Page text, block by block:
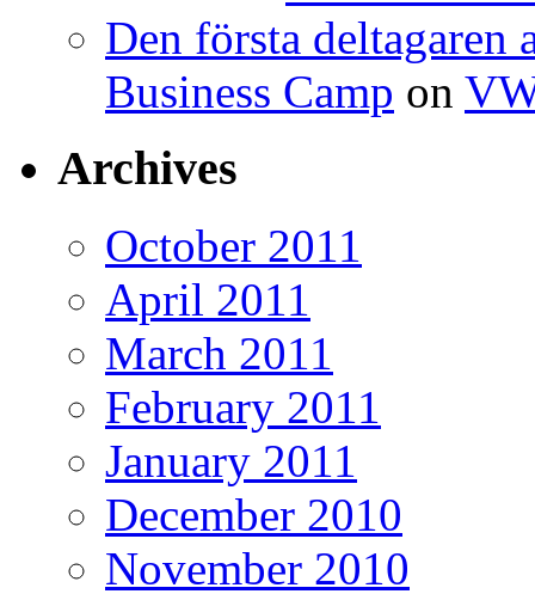
Den första deltagaren
Business Camp on
Archives
October 2011
April 2011
March 2011
February 2011
January 2011
December 2010
November 2010